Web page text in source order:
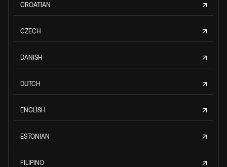
CROATIAN
CZECH
DANISH
DUTCH
ENGLISH
ESTONIAN
FILIPINO